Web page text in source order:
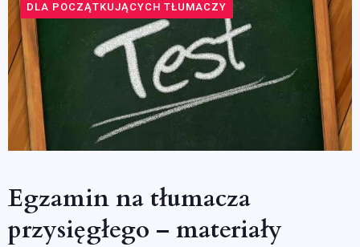
DLA POCZĄTKUJĄCYCH TŁUMACZY
Egzamin na tłumacza
przysięgłego – materiały